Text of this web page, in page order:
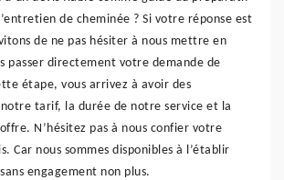
de cheminée ? Si votre réponse est
de ne pas hésiter à nous mettre en
passer directement votre demande de
étape, vous arrivez à avoir des
tarif, la durée de notre service et la
N’hésitez pas à nous confier votre
Car nous sommes disponibles à l’établir
engagement non plus.